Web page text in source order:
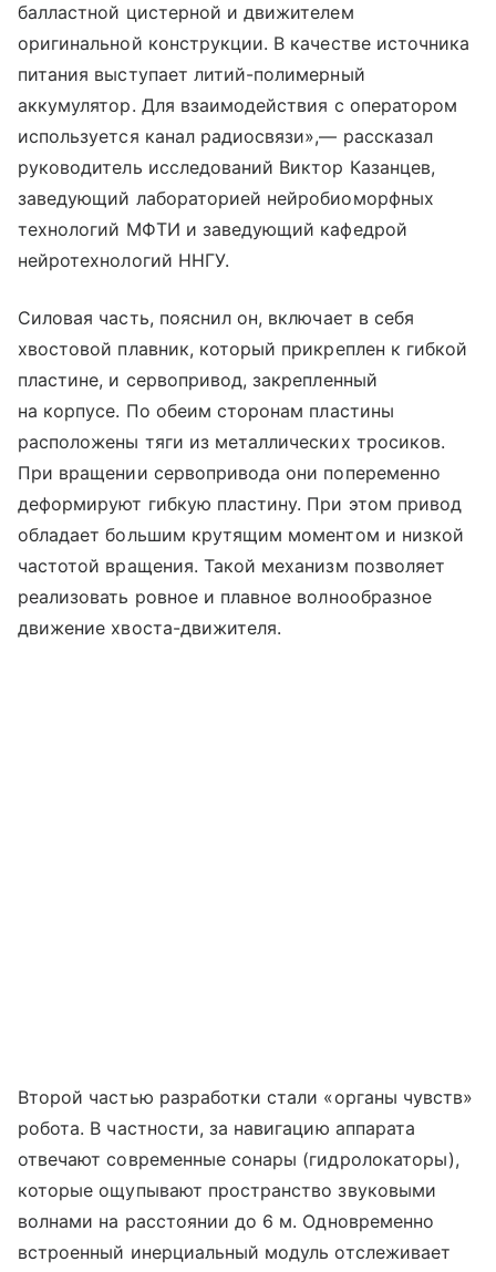
балластной цистерной и движителем
оригинальной конструкции. В качестве источника
питания выступает литий-полимерный
аккумулятор. Для взаимодействия с оператором
используется канал радиосвязи»,— рассказал
руководитель исследований Виктор Казанцев,
заведующий лабораторией нейробиоморфных
технологий МФТИ и заведующий кафедрой
нейротехнологий ННГУ.
Силовая часть, пояснил он, включает в себя
хвостовой плавник, который прикреплен к гибкой
пластине, и сервопривод, закрепленный
на корпусе. По обеим сторонам пластины
расположены тяги из металлических тросиков.
При вращении сервопривода они попеременно
деформируют гибкую пластину. При этом привод
обладает большим крутящим моментом и низкой
частотой вращения. Такой механизм позволяет
реализовать ровное и плавное волнообразное
движение хвоста-движителя.
Второй частью разработки стали «органы чувств»
робота. В частности, за навигацию аппарата
отвечают современные сонары (гидролокаторы),
которые ощупывают пространство звуковыми
волнами на расстоянии до 6 м. Одновременно
встроенный инерциальный модуль отслеживает